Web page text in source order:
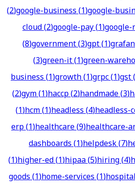
(2)google-business(1)google-
cloud(2)google-pay(1)
(8)government(3)gpt(1)
(3)green-it(1)green-
business(1)growth(1)grpc(1)gst(
(2)gym(1)haccp(2)handmade(3)
(1)hcm(1)headless(4)headless-
erp(1)healthcare(9)healthcare-
dashboards(1)helpdesk(7)
(1)higher-ed(1)hipaa(5)hiring(4)
goods(1)home-services(1)